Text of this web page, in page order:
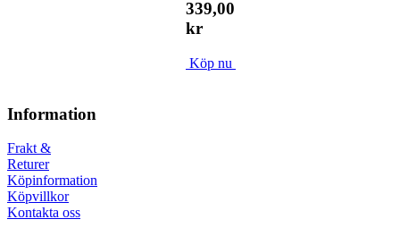
339,00
kr
Köp nu
Information
Frakt &
Returer
Köpinformation
Köpvillkor
Kontakta oss